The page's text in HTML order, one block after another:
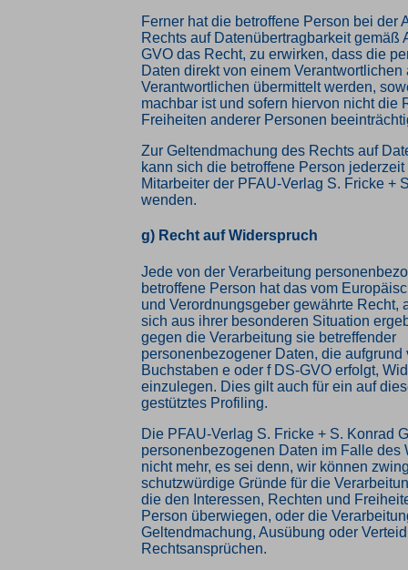
Ferner hat die betroffene Person bei der
Rechts auf Datenübertragbarkeit gemäß
GVO das Recht, zu erwirken, dass die
Daten direkt von einem
Verantwortlichen übermittelt werden,
machbar ist und sofern hiervon nicht die
Freiheiten anderer Personen
Zur Geltendmachung des Rechts auf
kann sich die betroffene Person
Mitarbeiter der PFAU-Verlag S. Fricke +
wenden.
g) Recht auf Widerspruch
Jede von der Verarbeitung
betroffene Person hat das vom
und Verordnungsgeber gewährte Recht,
sich aus ihrer besonderen Situation
gegen die Verarbeitung sie betreffender
personenbezogener Daten, die aufgrund
Buchstaben e oder f DS-GVO erfolgt,
einzulegen. Dies gilt auch für ein auf
gestütztes Profiling.
Die PFAU-Verlag S. Fricke + S. Konrad
personenbezogenen Daten im Falle des
nicht mehr, es sei denn, wir können
schutzwürdige Gründe für die
die den Interessen, Rechten und
Person überwiegen, oder die
Geltendmachung, Ausübung oder
Rechtsansprüchen.